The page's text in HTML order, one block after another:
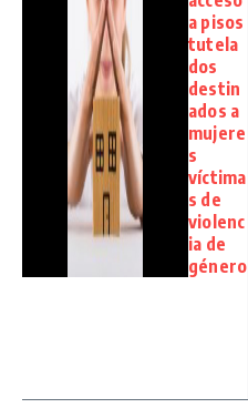
a pisos
tutela
dos
destin
ados a
mujere
s
víctima
s de
violenc
ia de
género